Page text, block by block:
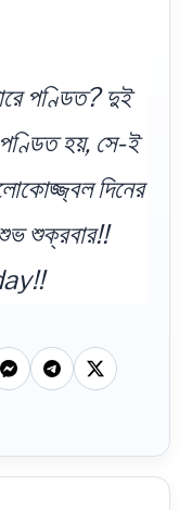
পণ্ডিত? দুই
হয়, সে-ই
দিনের
শুক্রবার!!